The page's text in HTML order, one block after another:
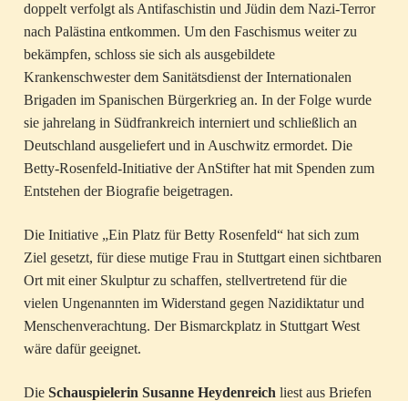
doppelt verfolgt als Antifaschistin und Jüdin dem Nazi-Terror
nach Palästina entkommen. Um den Faschismus weiter zu
bekämpfen, schloss sie sich als ausgebildete
Krankenschwester dem Sanitätsdienst der Internationalen
Brigaden im Spanischen Bürgerkrieg an. In der Folge wurde
sie jahrelang in Südfrankreich interniert und schließlich an
Deutschland ausgeliefert und in Auschwitz ermordet. Die
Betty-Rosenfeld-Initiative der AnStifter hat mit Spenden zum
Entstehen der Biografie beigetragen.
Die Initiative „Ein Platz für Betty Rosenfeld“ hat sich zum
Ziel gesetzt, für diese mutige Frau in Stuttgart einen sichtbaren
Ort mit einer Skulptur zu schaffen, stellvertretend für die
vielen Ungenannten im Widerstand gegen Nazidiktatur und
Menschenverachtung. Der Bismarckplatz in Stuttgart West
wäre dafür geeignet.
Die Schauspielerin Susanne Heydenreich liest aus Briefen